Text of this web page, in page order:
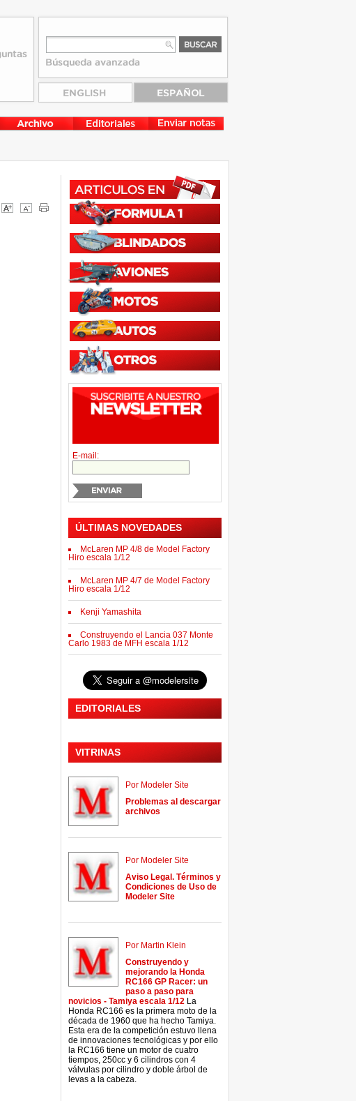
E-mail:
ÚLTIMAS NOVEDADES
McLaren MP 4/8 de Model Factory
Hiro escala 1/12
McLaren MP 4/7 de Model Factory
Hiro escala 1/12
Kenji Yamashita
Construyendo el Lancia 037 Monte
Carlo 1983 de MFH escala 1/12
EDITORIALES
VITRINAS
Por Modeler Site
Problemas al descargar
archivos
Por Modeler Site
Aviso Legal. Términos y
Condiciones de Uso de
Modeler Site
Por Martin Klein
Construyendo y
mejorando la Honda
RC166 GP Racer: un
paso a paso para
novicios - Tamiya escala 1/12 La
Honda RC166 es la primera moto de la
década de 1960 que ha hecho Tamiya.
Esta era de la competición estuvo llena
de innovaciones tecnológicas y por ello
la RC166 tiene un motor de cuatro
tiempos, 250cc y 6 cilindros con 4
válvulas por cilindro y doble árbol de
levas a la cabeza.